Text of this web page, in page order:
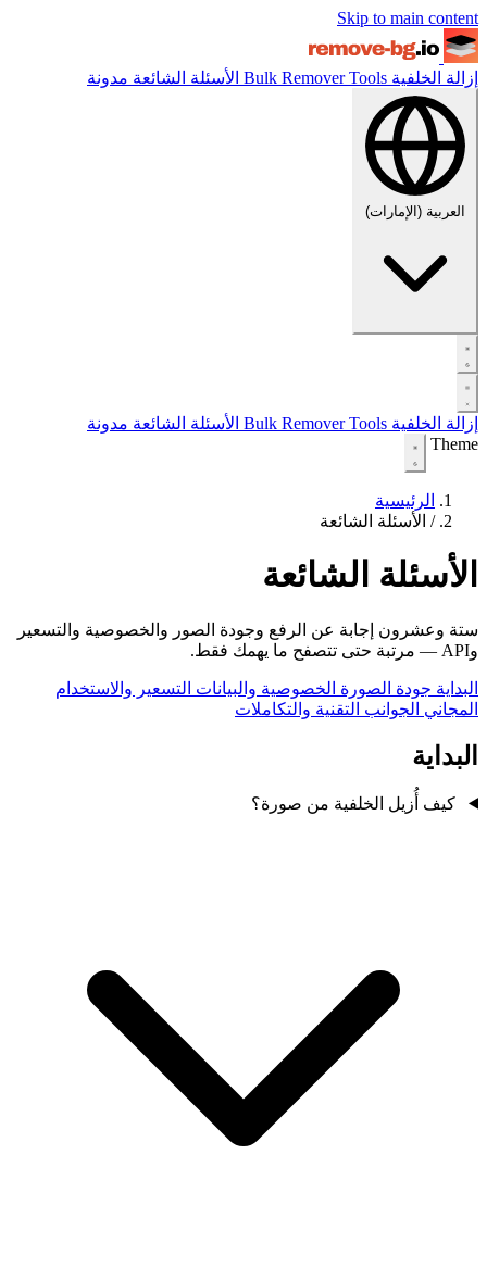
Skip to main content
إزالة الخلفية Bulk RemoverTools الأسئلة الشائعة مدونة
العربية (الإمارات)
إزالة الخلفية Bulk RemoverTools الأسئلة الشائعة مدونة
Theme
الرئيسية
/ الأسئلة الشائعة
الأسئلة الشائعة
ستة وعشرون إجابة عن الرفع وجودة الصور والخصوصية والتسعير
وAPI — مرتبة حتى تتصفح ما يهمك فقط.
البداية جودة الصورة الخصوصية والبيانات التسعير والاستخدام
المجاني الجوانب التقنية والتكاملات
البداية
كيف أُزيل الخلفية من صورة؟